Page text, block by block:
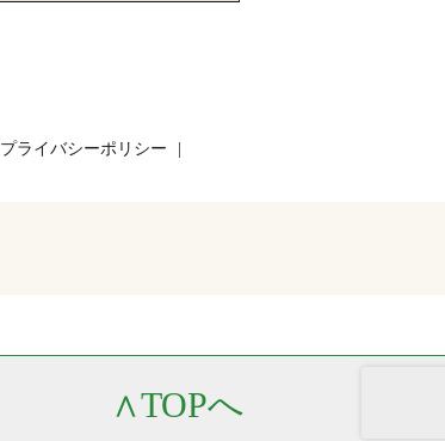
∧TOPへ
プライバシーポリシー